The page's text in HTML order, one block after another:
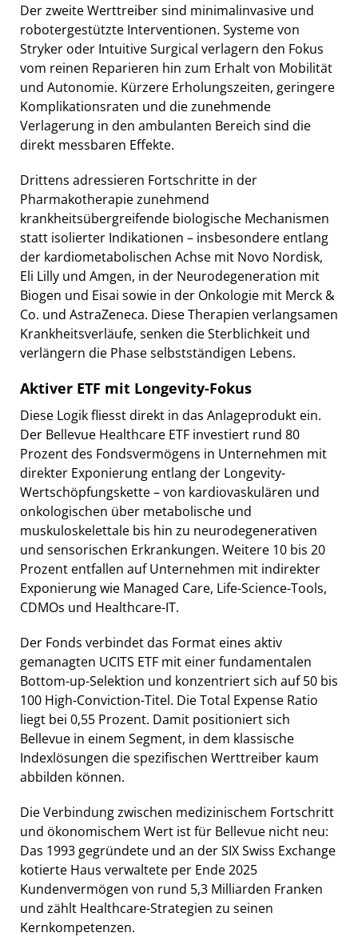
Der zweite Werttreiber sind minimalinvasive und
robotergestützte Interventionen. Systeme von
Stryker oder Intuitive Surgical verlagern den Fokus
vom reinen Reparieren hin zum Erhalt von Mobilität
und Autonomie. Kürzere Erholungszeiten, geringere
Komplikationsraten und die zunehmende
Verlagerung in den ambulanten Bereich sind die
direkt messbaren Effekte.
Drittens adressieren Fortschritte in der
Pharmakotherapie zunehmend
krankheitsübergreifende biologische Mechanismen
statt isolierter Indikationen – insbesondere entlang
der kardiometabolischen Achse mit Novo Nordisk,
Eli Lilly und Amgen, in der Neurodegeneration mit
Biogen und Eisai sowie in der Onkologie mit Merck &
Co. und AstraZeneca. Diese Therapien verlangsamen
Krankheitsverläufe, senken die Sterblichkeit und
verlängern die Phase selbstständigen Lebens.
Aktiver ETF mit Longevity-Fokus
Diese Logik fliesst direkt in das Anlageprodukt ein.
Der Bellevue Healthcare ETF investiert rund 80
Prozent des Fondsvermögens in Unternehmen mit
direkter Exponierung entlang der Longevity-
Wertschöpfungskette – von kardiovaskulären und
onkologischen über metabolische und
muskuloskelettale bis hin zu neurodegenerativen
und sensorischen Erkrankungen. Weitere 10 bis 20
Prozent entfallen auf Unternehmen mit indirekter
Exponierung wie Managed Care, Life-Science-Tools,
CDMOs und Healthcare-IT.
Der Fonds verbindet das Format eines aktiv
gemanagten UCITS ETF mit einer fundamentalen
Bottom-up-Selektion und konzentriert sich auf 50 bis
100 High-Conviction-Titel. Die Total Expense Ratio
liegt bei 0,55 Prozent. Damit positioniert sich
Bellevue in einem Segment, in dem klassische
Indexlösungen die spezifischen Werttreiber kaum
abbilden können.
Die Verbindung zwischen medizinischem Fortschritt
und ökonomischem Wert ist für Bellevue nicht neu:
Das 1993 gegründete und an der SIX Swiss Exchange
kotierte Haus verwaltete per Ende 2025
Kundenvermögen von rund 5,3 Milliarden Franken
und zählt Healthcare-Strategien zu seinen
Kernkompetenzen.